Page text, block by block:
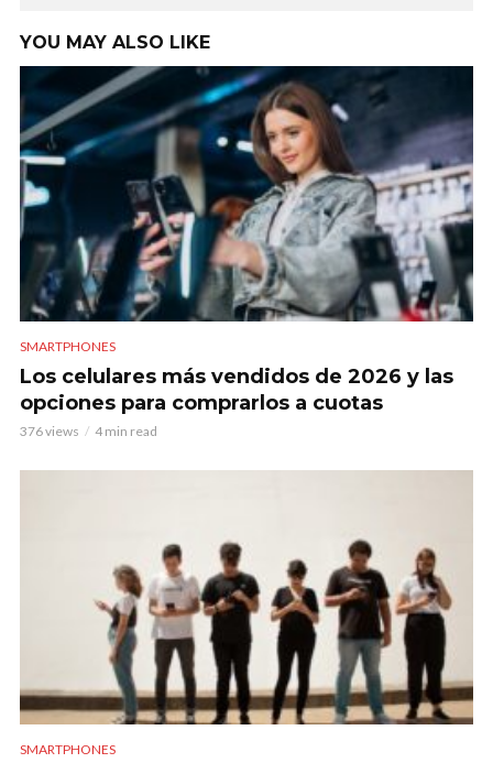
YOU MAY ALSO LIKE
SMARTPHONES
Los celulares más vendidos de 2026 y las
opciones para comprarlos a cuotas
376 views 4 min read
SMARTPHONES